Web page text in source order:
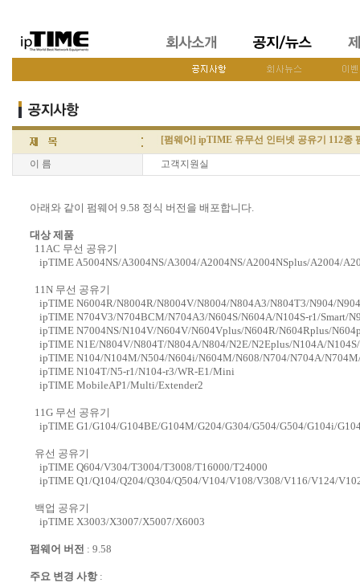
[펌웨어] ipTIME 유무선 인터넷 공유기 112종
이 름 고객지원실
아래와 같이 펌웨어 9.58 정식 버전을 배포합니다.
대상 제품
11AC 무선 공유기
ipTIME A5004NS/A3004NS/A3004/A2004NS/A2004NSplus/A2004/
11N 무선 공유기
ipTIME N6004R/N8004R/N8004V/N8004/N804A3/N804T3/N904/
ipTIME N704V3/N704BCM/N704A3/N604S/N604A/N104S-r1/Smart/
ipTIME N7004NS/N104V/N604V/N604Vplus/N604R/N604Rplus/
ipTIME N1E/N804V/N804T/N804A/N804/N2E/N2Eplus/N104A/
ipTIME N104/N104M/N504/N604i/N604M/N608/N704/N704A/
ipTIME N104T/N5-r1/N104-r3/WR-E1/Mini
ipTIME MobileAP1/Multi/Extender2
11G 무선 공유기
ipTIME G1/G104/G104BE/G104M/G204/G304/G504/G504/G104i/
유선 공유기
ipTIME Q604/V304/T3004/T3008/T16000/T24000
ipTIME Q1/Q104/Q204/Q304/Q504/V104/V108/V308/V116/V124/
백업 공유기
ipTIME X3003/X3007/X5007/X6003
펌웨어 버전 : 9.58
주요 변경 사항 :